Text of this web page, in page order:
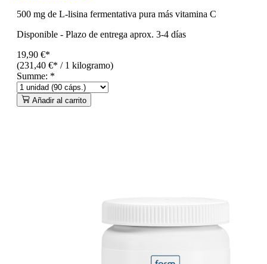
500 mg de L-lisina fermentativa pura más vitamina C
Disponible - Plazo de entrega aprox. 3-4 días
19,90 €*
(231,40 €* / 1 kilogramo)
Summe: *
Añadir al carrito